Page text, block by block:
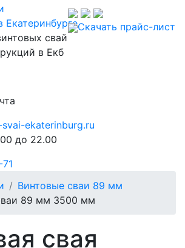
Скачать прайс-лист
Екатеринбурге
свай
в Екб
ekaterinburg.ru
до 22.00
Винтовые сваи 89 мм
89 мм 3500 мм
свая